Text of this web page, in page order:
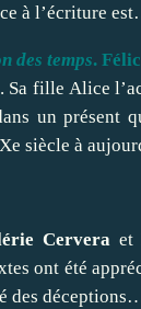
à l’écriture
des temps.
fille Alice
un présent
siècle à
Cervera et
ont été
des